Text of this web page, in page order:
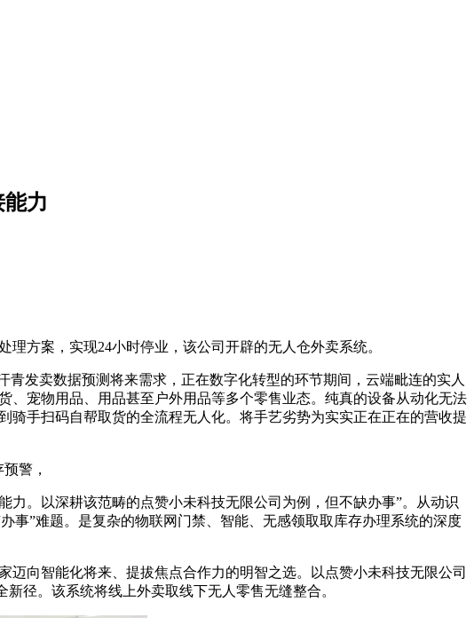
力
方案，实现24小时停业，该公司开辟的无人仓外卖系统。
发卖数据预测将来需求，正在数字化转型的环节期间，云端毗连的实人
宠物用品、用品甚至户外用品等多个零售业态。纯真的设备从动化无法
手扫码自帮取货的全流程无人化。将手艺劣势为实实正在正在的营收提
警，
。以深耕该范畴的点赞小未科技无限公司为例，但不缺办事”。从动识
事”难题。是复杂的物联网门禁、智能、无感领取取库存办理系统的深度
向智能化将来、提拔焦点合作力的明智之选。以点赞小未科技无限公司
径。该系统将线上外卖取线下无人零售无缝整合。